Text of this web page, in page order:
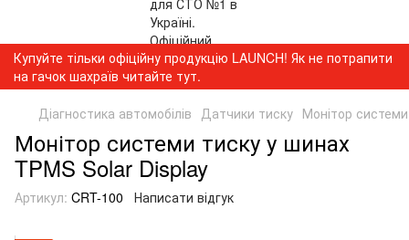
Купуйте тільки офіційну продукцію LAUNCH! Як не потрапити
на гачок шахраїв читайте тут.
Діагностика автомобілів Датчики тиску Монітор
Монітор системи тиску у шинах
TPMS Solar Display
Артикул: CRT-100 Написати відгук